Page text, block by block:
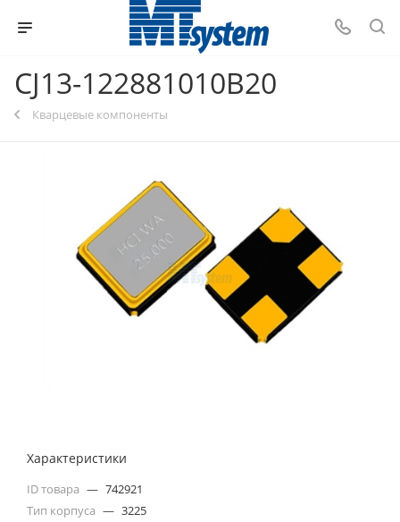
CJ13-122881010B20
Кварцевые компоненты
Характеристики
ID товара — 742921
Тип корпуса — 3225